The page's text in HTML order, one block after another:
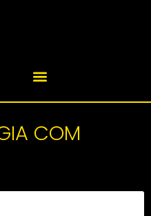
COM